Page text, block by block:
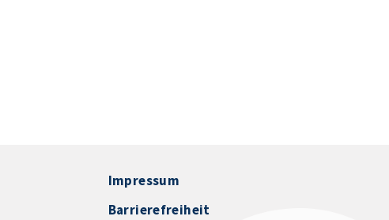
Impressum
Barrierefreiheit